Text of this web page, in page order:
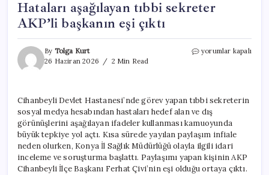
Hataları aşağılayan tıbbi sekreter
AKP’li başkanın eşi çıktı
By Tolga Kurt
26 Haziran 2026
2 Min Read
Hataları
başkanın
eşi
çıktı
için
yorumlar kapalı
Cihanbeyli Devlet Hastanesi’nde görev yapan tıbbi sekreterin
sosyal medya hesabından hastaları hedef alan ve dış
görünüşlerini aşağılayan ifadeler kullanması kamuoyunda
büyük tepkiye yol açtı. Kısa sürede yayılan paylaşım infiale
neden olurken, Konya İl Sağlık Müdürlüğü olayla ilgili idari
inceleme ve soruşturma başlattı. Paylaşımı yapan kişinin AKP
Cihanbeyli İlçe Başkanı Ferhat Çivi’nin eşi olduğu ortaya çıktı.